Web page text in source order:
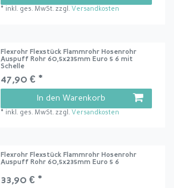
* inkl. ges. MwSt. zzgl. Versandkosten
Flexrohr Flexstück Flammrohr Hosenrohr
Auspuff Rohr 60,5x235mm Euro 5 6 mit
Schelle
47,90 € *
In den Warenkorb
* inkl. ges. MwSt. zzgl. Versandkosten
Flexrohr Flexstück Flammrohr Hosenrohr
Auspuff Rohr 60,5x235mm Euro 5 6
33,90 € *